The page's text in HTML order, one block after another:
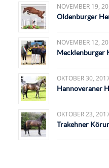
NOVEMBER 19,
Oldenburger
NOVEMBER 12,
Mecklenburger
OKTOBER 30, 2017
Hannoveraner
OKTOBER 23, 2017
Trakehner